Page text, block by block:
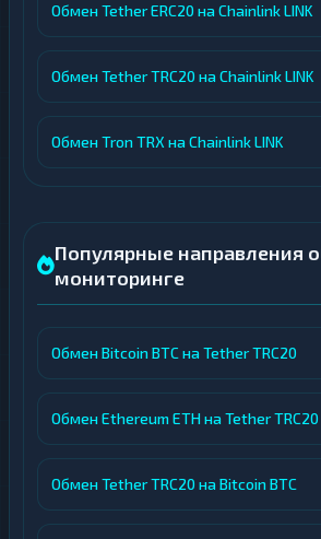
Обмен Tether ERC20 на Chainlink LINK
Обмен Tether TRC20 на Chainlink LINK
Обмен Tron TRX на Chainlink LINK
Популярные направления
мониторинге
Обмен Bitcoin BTC на Tether TRC20
Обмен Ethereum ETH на Tether TRC20
Обмен Tether TRC20 на Bitcoin BTC